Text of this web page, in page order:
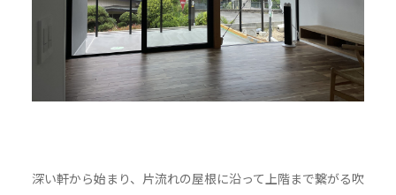
深い軒から始まり、片流れの屋根に沿って上階まで繋がる吹